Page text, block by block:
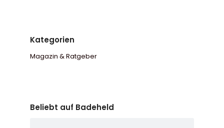
Kategorien
Magazin & Ratgeber
Beliebt auf Badeheld